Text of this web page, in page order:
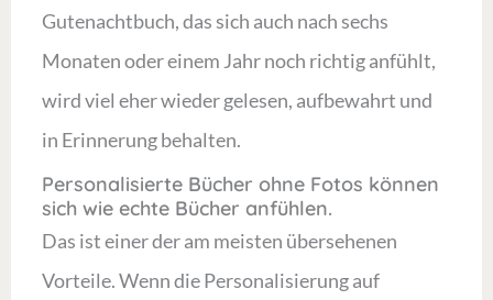
Gutenachtbuch, das sich auch nach sechs
Monaten oder einem Jahr noch richtig anfühlt,
wird viel eher wieder gelesen, aufbewahrt und
in Erinnerung behalten.
Personalisierte Bücher ohne Fotos können
sich wie echte Bücher anfühlen.
Das ist einer der am meisten übersehenen
Vorteile. Wenn die Personalisierung auf